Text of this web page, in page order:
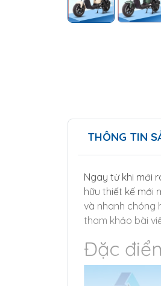
THÔNG TIN
Ngay từ khi mới
hữu thiết kế mới
và nhanh chóng
tham khảo bài
Đặc